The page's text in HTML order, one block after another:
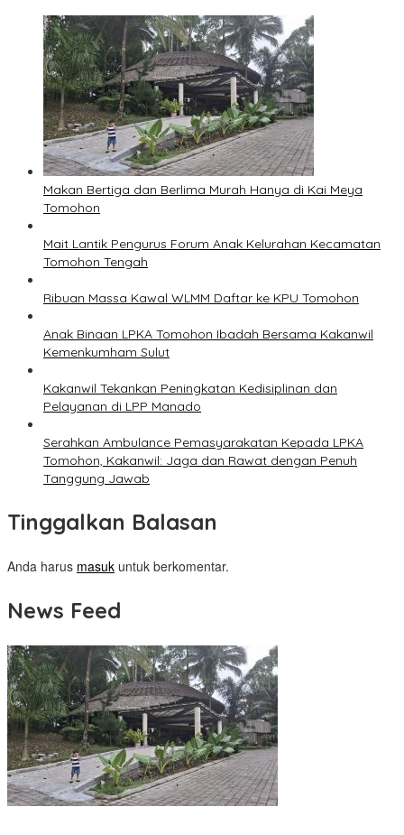
Makan Bertiga dan Berlima Murah Hanya di Kai Meya
Tomohon
Mait Lantik Pengurus Forum Anak Kelurahan Kecamatan
Tomohon Tengah
Ribuan Massa Kawal WLMM Daftar ke KPU Tomohon
Anak Binaan LPKA Tomohon Ibadah Bersama Kakanwil
Kemenkumham Sulut
Kakanwil Tekankan Peningkatan Kedisiplinan dan
Pelayanan di LPP Manado
Serahkan Ambulance Pemasyarakatan Kepada LPKA
Tomohon, Kakanwil: Jaga dan Rawat dengan Penuh
Tanggung Jawab
Tinggalkan Balasan
Anda harus masuk untuk berkomentar.
News Feed